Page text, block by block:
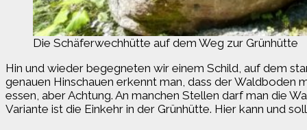
Die Schäferwechhütte auf dem Weg zur Grünhütte
Hin und wieder begegneten wir einem Schild, auf dem
genauen Hinschauen erkennt man, dass der
essen, aber Achtung. An manchen Stellen darf man die
Variante ist die Einkehr in der Grünhütte. Hier kann und